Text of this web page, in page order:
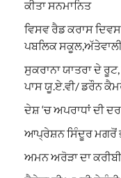
ਕੀਤਾ ਸਨਮਾਨਿਤ
ਵਿਸਵ ਰੈਡ ਕਰਾਸ
ਪਬਲਿਕ
ਸੁਕਰਾਨਾ ਯਾਤਰਾ ਦੇ
ਪਾਸ ਯੂ.ਏ.ਵੀ/ ਡਰੌਨ
ਦੇਸ਼ ‘ਚ ਅਪਰਾਧਾਂ ਦੀ
ਆਪ੍ਰੇਸ਼ਨ ਸਿੰਦੂਰ ਮਗਰੋਂ
ਅਮਨ ਅਰੋੜਾ ਦਾ